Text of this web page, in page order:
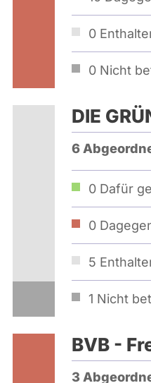
0
0 Nicht
DIE
6
0 Dafür
0
5
1 Nicht
BVB -
3